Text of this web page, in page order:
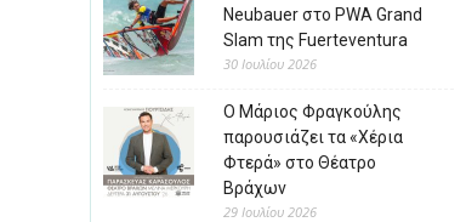
Neubauer στο PWA Grand
Slam της Fuerteventura
30 Ιουλίου 2026
Ο Μάριος Φραγκούλης
παρουσιάζει τα «Χέρια
Φτερά» στο Θέατρο
Βράχων
29 Ιουλίου 2026